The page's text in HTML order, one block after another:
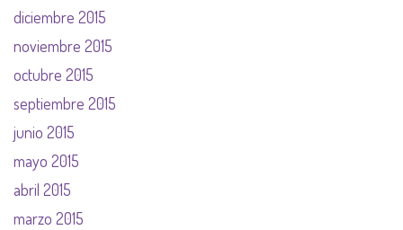
diciembre 2015
noviembre 2015
octubre 2015
septiembre 2015
junio 2015
mayo 2015
abril 2015
marzo 2015